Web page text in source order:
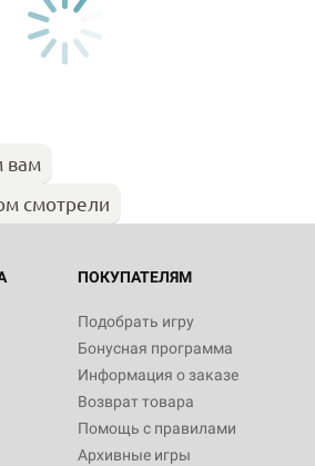
вам
смотрели
ПОКУПАТЕЛЯМ
Подобрать игру
Бонусная программа
Информация о заказе
Возврат товара
Помощь с правилами
Архивные игры